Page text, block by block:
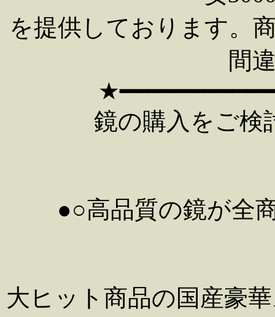
を提供しております。
間
鏡の購入をご検
●○高品質の鏡が全商
大ヒット商品の国産豪